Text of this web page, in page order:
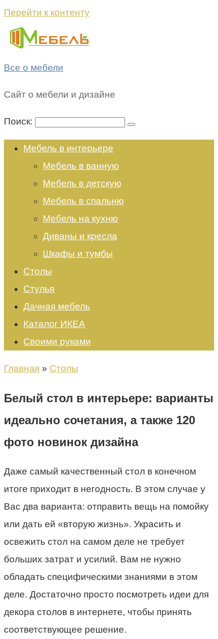
Перейти к контенту
Все о мебели
Сайт о мебели и дизайне
Поиск:
Мебель в интерьере
Мебель в ванную
Мебель в детскую
Мебель в спальню
Мебель на кухню
Диваны и кресла
Шкафы и тумбы
Столы
Стулья
Дачная мебель
Каталог ИКЕА
Своими руками
Главная » Столы
Белый стол в интерьере: варианты
идеально сочетания, а также 120
фото новинок дизайна
Даже самый качественный стол в конечном
итоге приходит в негодность. В этом случае у
Вас два варианта: отправить вещь на помойку
или дать ей «вторую жизнь». Украсить и
освежить стол на самом деле не требует
больших затрат и усилий. Вам не нужно
обладать специфическими знаниями в этом
деле. Достаточно просто посмотреть идеи для
декора столов в интернете, чтобы принять
соответствующее решение.